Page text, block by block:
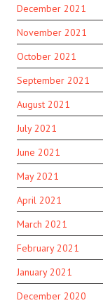
December 2021
November 2021
October 2021
September 2021
August 2021
July 2021
June 2021
May 2021
April 2021
March 2021
February 2021
January 2021
December 2020